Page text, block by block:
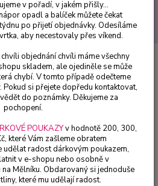
Hledat
Fuchsie (Nagel D 1919) - cena na prodejně
Fuchsie (Nagel D
prodejně
v pořadí, v jakém přišly...
opadl a balíček můžete čekat
po přijetí objednávky. Odesíláme
aby necestovaly přes víkend.
objednání chvíli máme všechny
skladem, ale ojediněle se může
chybí. V tomto případě odečteme
Pokud si přejete dopředu kontaktovat,
do poznámky. Děkujeme za
pochopení.
POUKAZYv hodnotě 200, 300,
které Vám zašleme obratem
udělat radost dárkovým poukazem,
v e-shopu nebo osobně v
Mělníku. Obdarovaný si jednoduše
které mu udělají radost.